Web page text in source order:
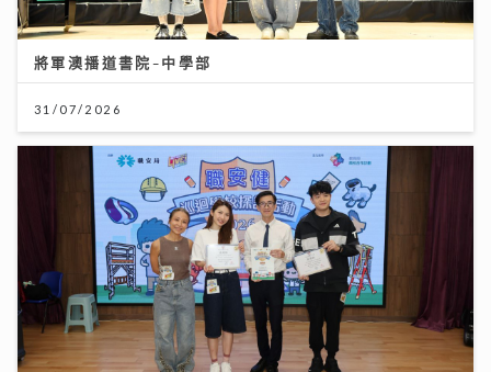
將軍澳播道書院-中學部
31/07/2026